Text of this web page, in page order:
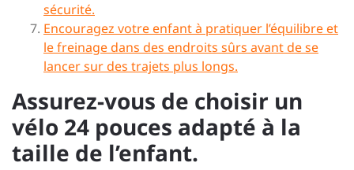
sécurité.
Encouragez votre enfant à pratiquer l’équilibre et
le freinage dans des endroits sûrs avant de se
lancer sur des trajets plus longs.
Assurez-vous de choisir un
vélo 24 pouces adapté à la
taille de l’enfant.